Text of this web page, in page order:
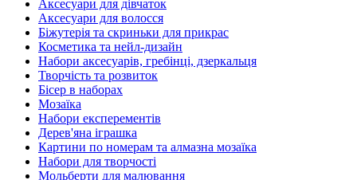
Аксесуари для дівчаток
Аксесуари для волосся
Біжутерія та скриньки для прикрас
Косметика та нейл-дизайн
Набори аксесуарів, гребінці, дзеркальця
Творчість та розвиток
Бісер в наборах
Мозаїка
Набори експерементів
Дерев'яна іграшка
Картини по номерам та алмазна мозаїка
Набори для творчості
Мольберти для малювання